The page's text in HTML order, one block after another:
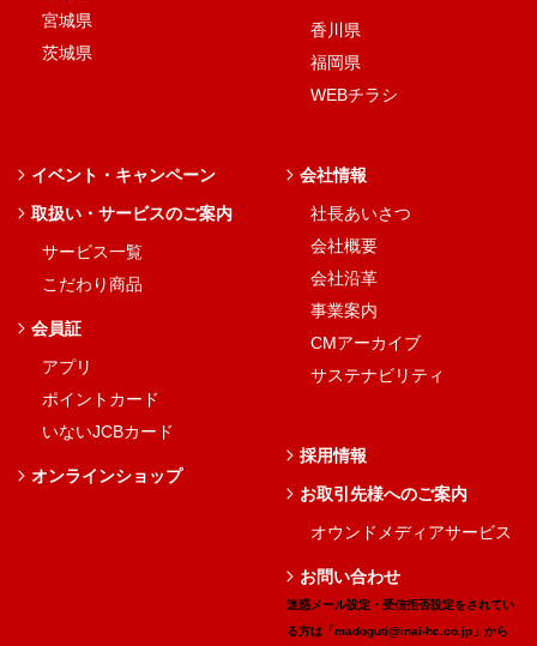
宮城県
茨城県
香川県
福岡県
WEBチラシ
イベント・キャンペーン
取扱い・サービスのご案内
サービス一覧
こだわり商品
会員証
アプリ
ポイントカード
いないJCBカード
オンラインショップ
会社情報
社長あいさつ
会社概要
会社沿革
事業案内
CMアーカイブ
サステナビリティ
採用情報
お取引先様へのご案内
オウンドメディアサービス
お問い合わせ
迷惑メール設定・受信拒否設定をされてい
る方は「madoguti@inai-hc.co.jp」から